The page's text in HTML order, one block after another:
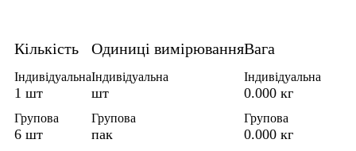
Кількість
Індивідуальна
1 шт
Групова
6 шт
Одиниці вимірювання
Індивідуальна
шт
Групова
пак
Вага
Індивідуальна
0.000 кг
Групова
0.000 кг